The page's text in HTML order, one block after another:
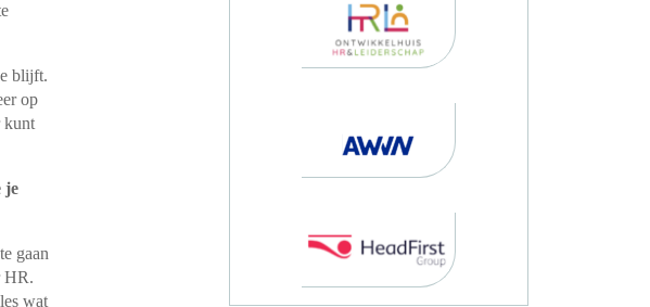
blijft.
op
kunt
je
gaan
HR.
wat